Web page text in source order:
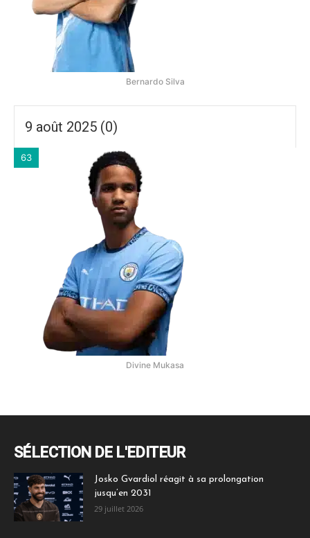
Bernardo Silva
9 août 2025 (0)
63
Divine Mukasa
SÉLECTION DE L'EDITEUR
Josko Gvardiol réagit à sa prolongation
jusqu’en 2031
29 juillet 2026